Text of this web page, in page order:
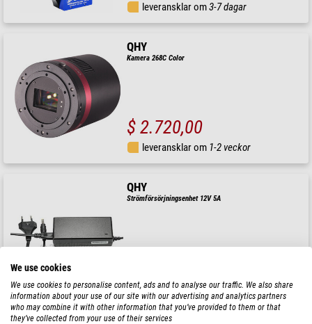
leveransklar om3-7 dagar
QHY
Kamera 268C Color
$ 2.720,00
leveransklar om 1-2 veckor
QHY
Strömförsörjningsenhet 12V 5A
leveransklar om24 h
We use cookies
We use cookies to personalise content, ads and to analyse our traffic. We also share
information about your use of our site with our advertising and analytics partners
who may combine it with other information that you’ve provided to them or that
they’ve collected from your use of their services